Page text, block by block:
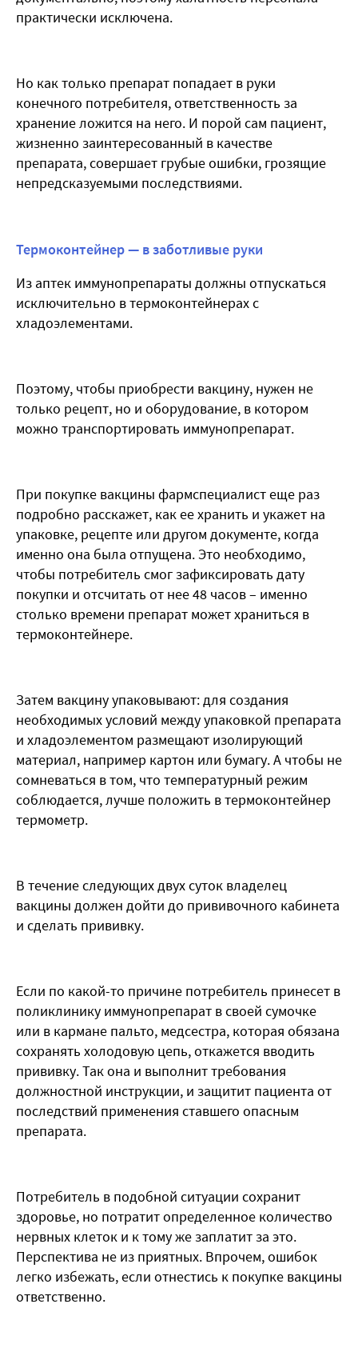
практически исключена.
Но как только препарат попадает в руки
конечного потребителя, ответственность за
хранение ложится на него. И порой сам пациент,
жизненно заинтересованный в качестве
препарата, совершает грубые ошибки, грозящие
непредсказуемыми последствиями.
Термоконтейнер — в заботливые руки
Из аптек иммунопрепараты должны отпускаться
исключительно в термоконтейнерах с
хладоэлементами.
Поэтому, чтобы приобрести вакцину, нужен не
только рецепт, но и оборудование, в котором
можно транспортировать иммунопрепарат.
При покупке вакцины фармспециалист еще раз
подробно расскажет, как ее хранить и укажет на
упаковке, рецепте или другом документе, когда
именно она была отпущена. Это необходимо,
чтобы потребитель смог зафиксировать дату
покупки и отсчитать от нее 48 часов – именно
столько времени препарат может храниться в
термоконтейнере.
Затем вакцину упаковывают: для создания
необходимых условий между упаковкой препарата
и хладоэлементом размещают изолирующий
материал, например картон или бумагу. А чтобы не
сомневаться в том, что температурный режим
соблюдается, лучше положить в термоконтейнер
термометр.
В течение следующих двух суток владелец
вакцины должен дойти до прививочного кабинета
и сделать прививку.
Если по какой-то причине потребитель принесет в
поликлинику иммунопрепарат в своей сумочке
или в кармане пальто, медсестра, которая обязана
сохранять холодовую цепь, откажется вводить
прививку. Так она и выполнит требования
должностной инструкции, и защитит пациента от
последствий применения ставшего опасным
препарата.
Потребитель в подобной ситуации сохранит
здоровье, но потратит определенное количество
нервных клеток и к тому же заплатит за это.
Перспектива не из приятных. Впрочем, ошибок
легко избежать, если отнестись к покупке вакцины
ответственно.